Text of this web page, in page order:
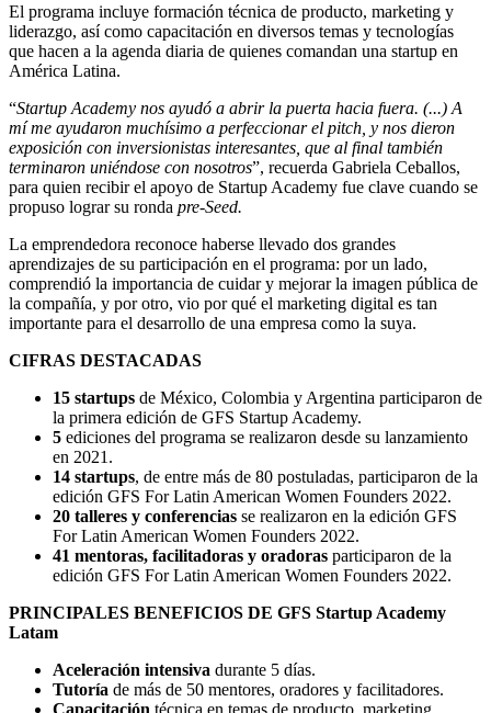
El programa incluye formación técnica de producto, marketing y
liderazgo, así como capacitación en diversos temas y tecnologías
que hacen a la agenda diaria de quienes comandan una startup en
América Latina.
“Startup Academy nos ayudó a abrir la puerta hacia fuera. (...) A
mí me ayudaron muchísimo a perfeccionar el pitch, y nos dieron
exposición con inversionistas interesantes, que al final también
terminaron uniéndose con nosotros”, recuerda Gabriela Ceballos,
para quien recibir el apoyo de Startup Academy fue clave cuando se
propuso lograr su ronda pre-Seed.
La emprendedora reconoce haberse llevado dos grandes
aprendizajes de su participación en el programa: por un lado,
comprendió la importancia de cuidar y mejorar la imagen pública de
la compañía, y por otro, vio por qué el marketing digital es tan
importante para el desarrollo de una empresa como la suya.
CIFRAS DESTACADAS
15 startups de México, Colombia y Argentina participaron de
la primera edición de GFS Startup Academy.
5 ediciones del programa se realizaron desde su lanzamiento
en 2021.
14 startups, de entre más de 80 postuladas, participaron de la
edición GFS For Latin American Women Founders 2022.
20 talleres y conferencias se realizaron en la edición GFS
For Latin American Women Founders 2022.
41 mentoras, facilitadoras y oradoras participaron de la
edición GFS For Latin American Women Founders 2022.
PRINCIPALES BENEFICIOS DE GFS Startup Academy
Latam
Aceleración intensiva durante 5 días.
Tutoría de más de 50 mentores, oradores y facilitadores.
Capacitación técnica en temas de producto, marketing,